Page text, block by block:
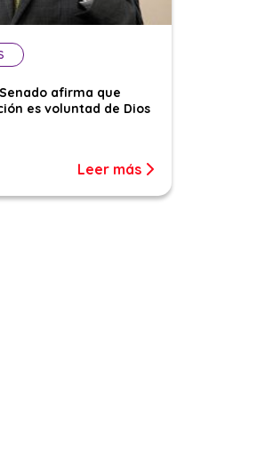
afirma que
es voluntad de Dios
Leer más